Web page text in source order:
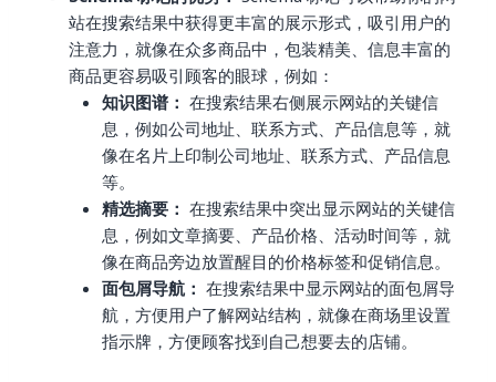
站在搜索结果中获得更丰富的展示形式，吸引用户的
注意力，就像在众多商品中，包装精美、信息丰富的
商品更容易吸引顾客的眼球，例如：
知识图谱： 在搜索结果右侧展示网站的关键信
息，例如公司地址、联系方式、产品信息等，就
像在名片上印制公司地址、联系方式、产品信息
等。
精选摘要： 在搜索结果中突出显示网站的关键信
息，例如文章摘要、产品价格、活动时间等，就
像在商品旁边放置醒目的价格标签和促销信息。
面包屑导航： 在搜索结果中显示网站的面包屑导
航，方便用户了解网站结构，就像在商场里设置
指示牌，方便顾客找到自己想要去的店铺。